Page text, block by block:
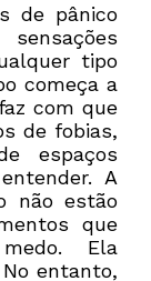
de pânico
tipo
começa a
com que
de fobias,
espaços
A
não estão
que
Ela
entanto,